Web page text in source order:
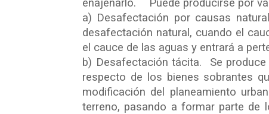
enajenarlo. Puede producirse por
a) Desafectación por causas
desafectación natural, cuando el
el cauce de las aguas y entrará a
b) Desafectación tácita. Se
respecto de los bienes sobrantes
modificación del planeamiento
terreno, pasando a formar parte de